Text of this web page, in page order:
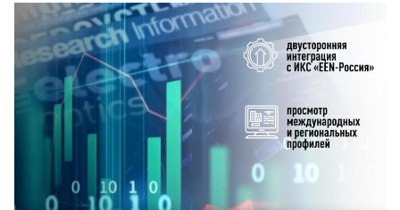
Смотреть проект